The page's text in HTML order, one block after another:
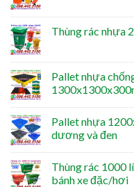
Thùng rác nhựa
Pallet nhựa
Pallet nhựa
dương và đen
Thùng rác 1000
bánh xe đặc/hơi